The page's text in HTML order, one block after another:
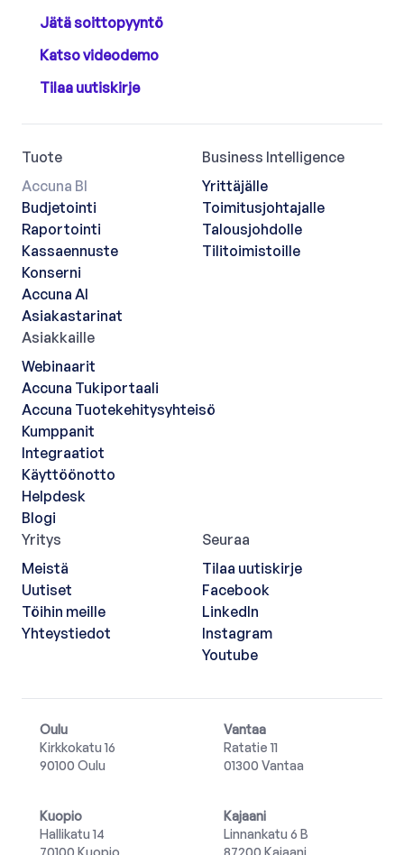
Jätä soittopyyntö
Katso videodemo
Tilaa uutiskirje
Tuote
Accuna BI
Budjetointi
Raportointi
Kassaennuste
Konserni
Accuna AI
Asiakastarinat
Business Intelligence
Yrittäjälle
Toimitusjohtajalle
Talousjohdolle
Tilitoimistoille
Asiakkaille
Webinaarit
Accuna Tukiportaali
Accuna Tuotekehitysyhteisö
Kumppanit
Integraatiot
Käyttöönotto
Helpdesk
Blogi
Yritys
Meistä
Uutiset
Töihin meille
Yhteystiedot
Seuraa
Tilaa uutiskirje
Facebook
LinkedIn
Instagram
Youtube
Oulu
Kirkkokatu 16
90100 Oulu
Vantaa
Ratatie 11
01300 Vantaa
Kuopio
Hallikatu 14
70100 Kuopio
Kajaani
Linnankatu 6 B
87200 Kajaani